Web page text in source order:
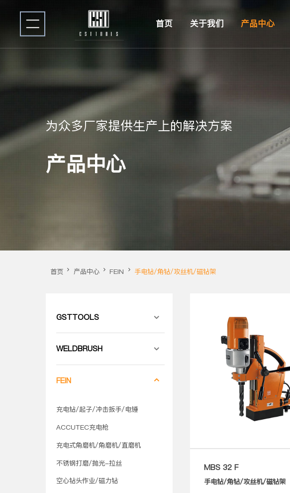
首页 关于我们 产品中心
为众多厂家提供生产上的解决方案
产品中心
首页 产品中心 FEIN 手电钻/角钻/攻丝机/磁钻架
GSTTOOLS
WELDBRUSH
FEIN
充电钻/起子/冲击扳手/电锤
ACCUTEC充电枪
充电式角磨机/角磨机/直磨机
不锈钢打磨/抛光-拉丝
空心钻头作业/磁力钻
MBS 32 F
手电钻/角钻/攻丝机/磁钻架